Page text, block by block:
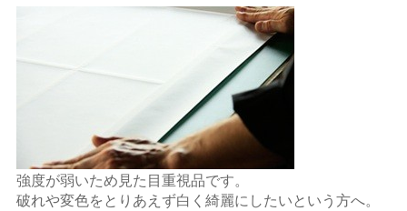
強度が弱いため見た目重視品です。
破れや変色をとりあえず白く綺麗にしたいという方へ。